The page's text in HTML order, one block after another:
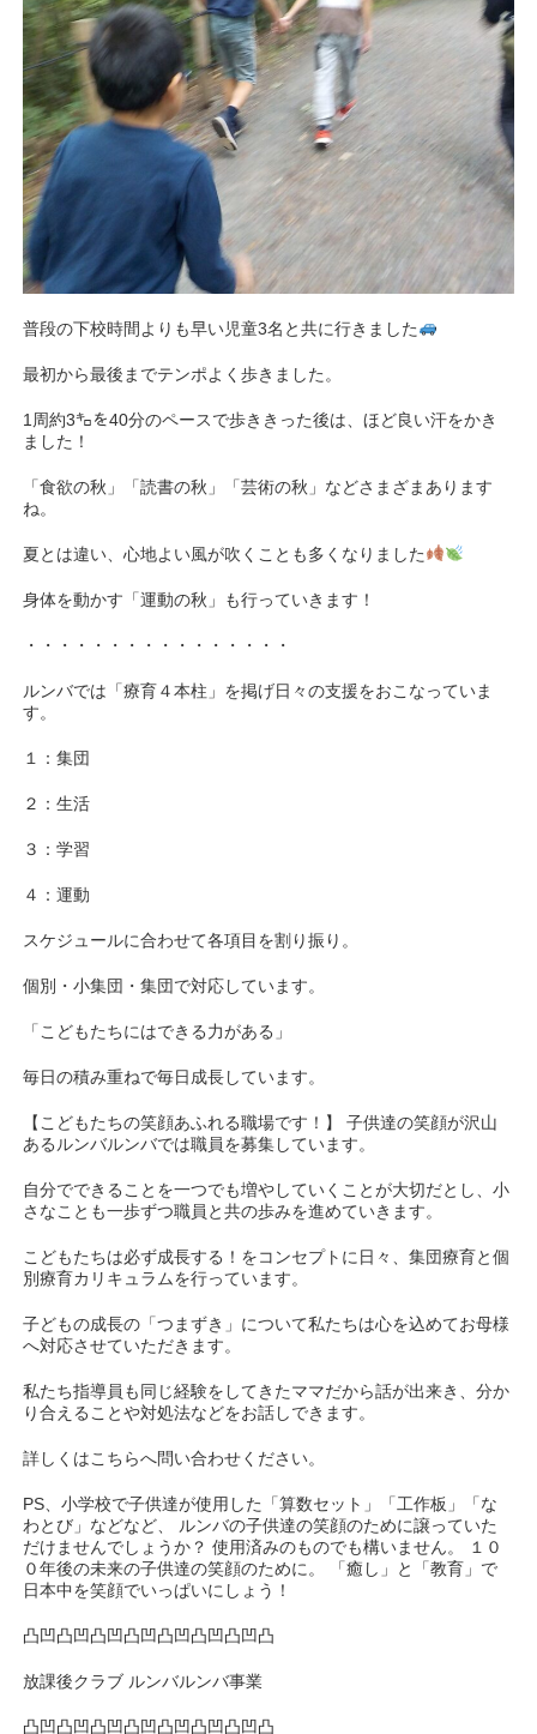
普段の下校時間よりも早い児童3名と共に行きました
最初から最後までテンポよく歩きました。
1周約3㌔を40分のペースで歩ききった後は、ほど良い汗をかき
ました！
「食欲の秋」「読書の秋」「芸術の秋」などさまざまあります
ね。
夏とは違い、心地よい風が吹くことも多くなりました
身体を動かす「運動の秋」も行っていきます！
・・・・・・・・・・・・・・・・
ルンバでは「療育４本柱」を掲げ日々の支援をおこなっていま
す。
１：集団
２：生活
３：学習
４：運動
スケジュールに合わせて各項目を割り振り。
個別・小集団・集団で対応しています。
「こどもたちにはできる力がある」
毎日の積み重ねで毎日成長しています。
【こどもたちの笑顔あふれる職場です！】 子供達の笑顔が沢山
あるルンバルンバでは職員を募集しています。
自分でできることを一つでも増やしていくことが大切だとし、小
さなことも一歩ずつ職員と共の歩みを進めていきます。
こどもたちは必ず成長する！をコンセプトに日々、集団療育と個
別療育カリキュラムを行っています。
子どもの成長の「つまずき」について私たちは心を込めてお母様
へ対応させていただきます。
私たち指導員も同じ経験をしてきたママだから話が出来き、分か
り合えることや対処法などをお話しできます。
詳しくはこちらへ問い合わせください。
PS、小学校で子供達が使用した「算数セット」「工作板」「な
わとび」などなど、 ルンバの子供達の笑顔のために譲っていた
だけませんでしょうか？ 使用済みのものでも構いません。 １０
０年後の未来の子供達の笑顔のために。 「癒し」と「教育」で
日本中を笑顔でいっぱいにしょう！
凸凹凸凹凸凹凸凹凸凹凸凹凸凹凸
放課後クラブ ルンバルンバ事業
凸凹凸凹凸凹凸凹凸凹凸凹凸凹凸